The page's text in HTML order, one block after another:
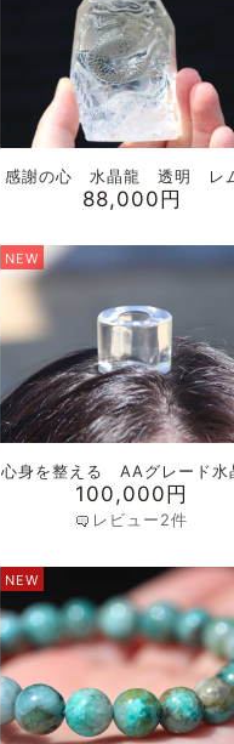
感謝の心 水晶龍 透明 レ
88,000円
NEW
心身を整える AAグレード水
100,000円
レビュー2件
NEW